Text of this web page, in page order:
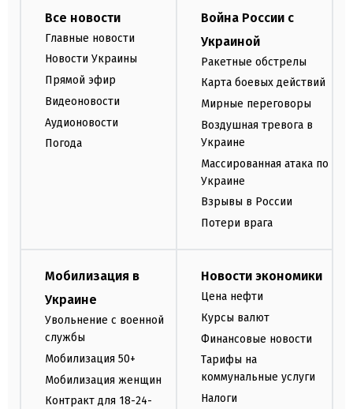
Все новости
Главные новости
Новости Украины
Прямой эфир
Видеоновости
Аудионовости
Погода
Война России с
Украиной
Ракетные обстрелы
Карта боевых действий
Мирные переговоры
Воздушная тревога в
Украине
Массированная атака по
Украине
Взрывы в России
Потери врага
Мобилизация в
Украине
Увольнение с военной
службы
Мобилизация 50+
Мобилизация женщин
Контракт для 18-24-
Новости экономики
Цена нефти
Курсы валют
Финансовые новости
Тарифы на
коммунальные услуги
Налоги